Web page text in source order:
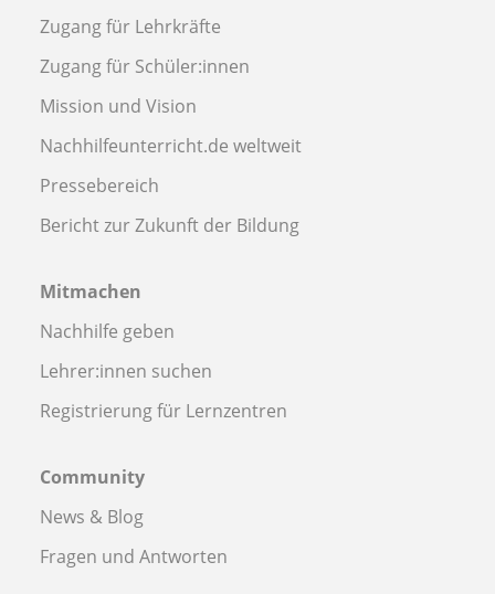
Zugang für Lehrkräfte
Zugang für Schüler:innen
Mission und Vision
Nachhilfeunterricht.de weltweit
Pressebereich
Bericht zur Zukunft der Bildung
Mitmachen
Nachhilfe geben
Lehrer:innen suchen
Registrierung für Lernzentren
Community
News & Blog
Fragen und Antworten